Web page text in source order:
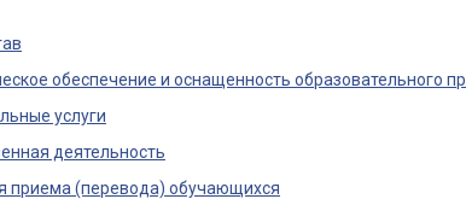
обеспечение и оснащенность образовательного
услуги
деятельность
приема (перевода) обучающихся